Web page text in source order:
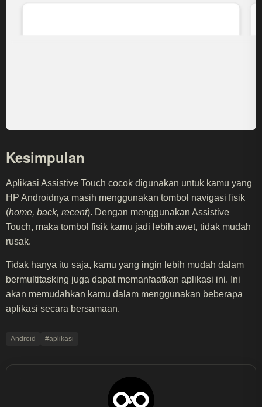
Kesimpulan
Aplikasi Assistive Touch cocok digunakan untuk kamu yang
HP Androidnya masih menggunakan tombol navigasi fisik
(home, back, recent). Dengan menggunakan Assistive
Touch, maka tombol fisik kamu jadi lebih awet, tidak mudah
rusak.
Tidak hanya itu saja, kamu yang ingin lebih mudah dalam
bermultitasking juga dapat memanfaatkan aplikasi ini. Ini
akan memudahkan kamu dalam menggunakan beberapa
aplikasi secara bersamaan.
Android #aplikasi